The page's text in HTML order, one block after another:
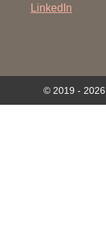
LinkedIn
© 2019 -